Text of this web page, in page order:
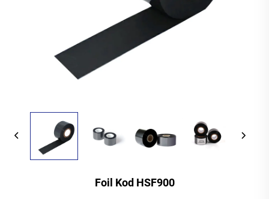
Foil Kod HSF900